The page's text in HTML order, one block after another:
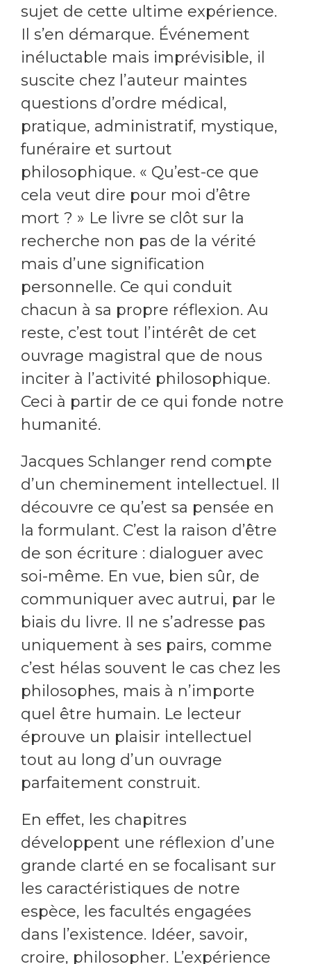
sujet de cette ultime expérience.
Il s’en démarque. Événement
inéluctable mais imprévisible, il
suscite chez l’auteur maintes
questions d’ordre médical,
pratique, administratif, mystique,
funéraire et surtout
philosophique. « Qu’est-ce que
cela veut dire pour moi d’être
mort ? » Le livre se clôt sur la
recherche non pas de la vérité
mais d’une signification
personnelle. Ce qui conduit
chacun à sa propre réflexion. Au
reste, c’est tout l’intérêt de cet
ouvrage magistral que de nous
inciter à l’activité philosophique.
Ceci à partir de ce qui fonde notre
humanité.
Jacques Schlanger rend compte
d’un cheminement intellectuel. Il
découvre ce qu’est sa pensée en
la formulant. C’est la raison d’être
de son écriture : dialoguer avec
soi-même. En vue, bien sûr, de
communiquer avec autrui, par le
biais du livre. Il ne s’adresse pas
uniquement à ses pairs, comme
c’est hélas souvent le cas chez les
philosophes, mais à n’importe
quel être humain. Le lecteur
éprouve un plaisir intellectuel
tout au long d’un ouvrage
parfaitement construit.
En effet, les chapitres
développent une réflexion d’une
grande clarté en se focalisant sur
les caractéristiques de notre
espèce, les facultés engagées
dans l’existence. Idéer, savoir,
croire, philosopher. L’expérience